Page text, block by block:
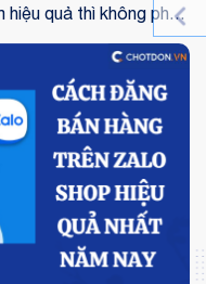
quả thì không phải
nhà kinh doanh chọn
hàng. Bởi đây là một
người dùng khôn
Chốt đơn sẽ
instagram với những